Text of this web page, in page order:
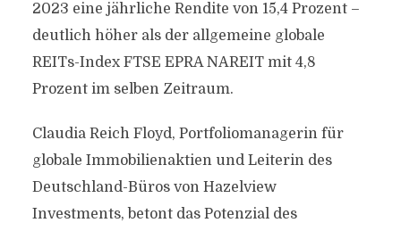
2023 eine jährliche Rendite von 15,4 Prozent –
deutlich höher als der allgemeine globale
REITs-Index FTSE EPRA NAREIT mit 4,8
Prozent im selben Zeitraum.
Claudia Reich Floyd, Portfoliomanagerin für
globale Immobilienaktien und Leiterin des
Deutschland-Büros von Hazelview
Investments, betont das Potenzial des